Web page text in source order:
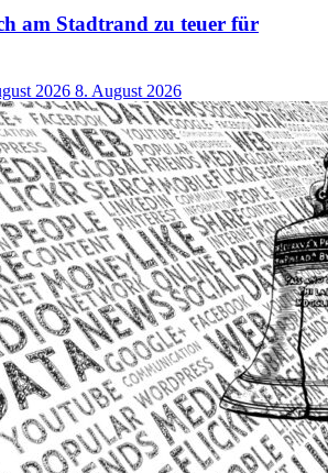
am Stadtrand zu teuer für
2026 8. August 2026